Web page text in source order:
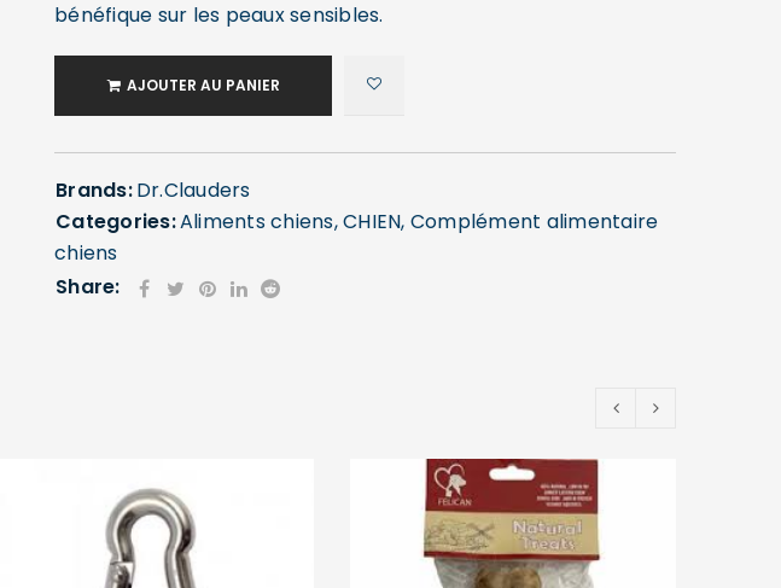
Se souvenir de moi
bénéfique sur les peaux sensibles.
AJOUTER AU PANIER
Brands:Dr.Clauders
Categories:Aliments chiens,CHIEN, Complément alimentaire
chiens
Share: